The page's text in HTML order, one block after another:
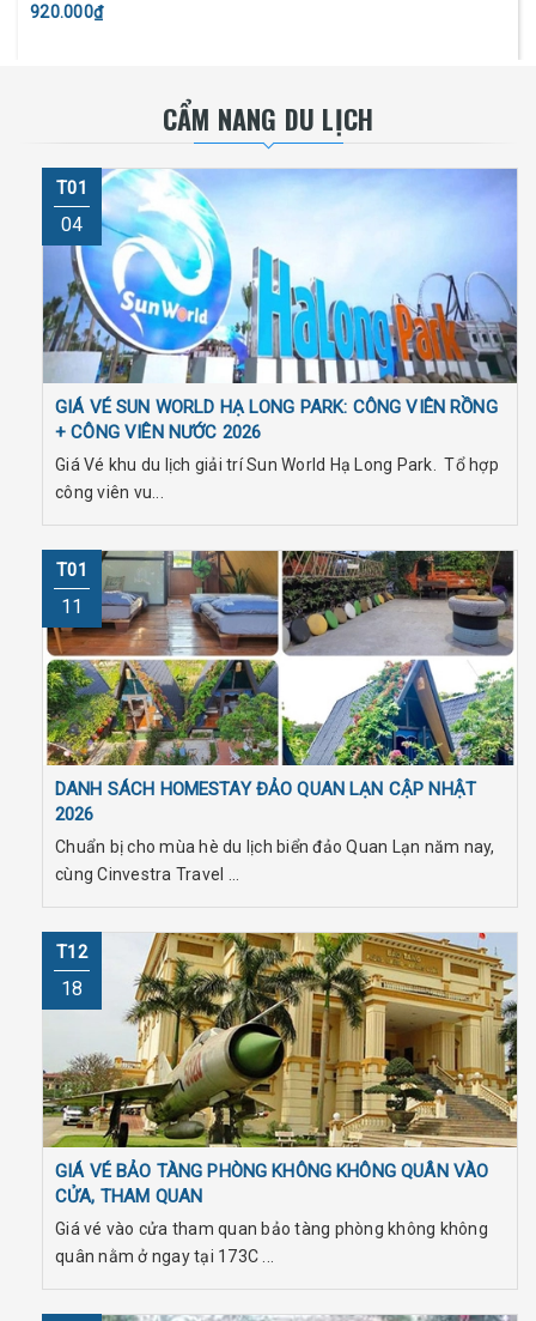
920.000₫
CẨM NANG DU LỊCH
T01
04
GIÁ VÉ SUN WORLD HẠ LONG PARK: CÔNG VIÊN RỒNG
+ CÔNG VIÊN NƯỚC 2026
Giá Vé khu du lịch giải trí Sun World Hạ Long Park. Tổ hợp
công viên vu...
T01
11
DANH SÁCH HOMESTAY ĐẢO QUAN LẠN CẬP NHẬT
2026
Chuẩn bị cho mùa hè du lịch biển đảo Quan Lạn năm nay,
cùng Cinvestra Travel ...
T12
18
GIÁ VÉ BẢO TÀNG PHÒNG KHÔNG KHÔNG QUÂN VÀO
CỬA, THAM QUAN
Giá vé vào cửa tham quan bảo tàng phòng không không
quân nằm ở ngay tại 173C ...